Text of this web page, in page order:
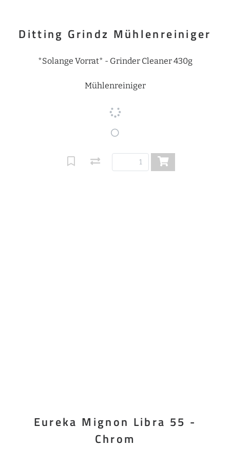
Ditting Grindz Mühlenreiniger
*Solange Vorrat* - Grinder Cleaner 430g
Mühlenreiniger
Eureka Mignon Libra 55 -
Chrom